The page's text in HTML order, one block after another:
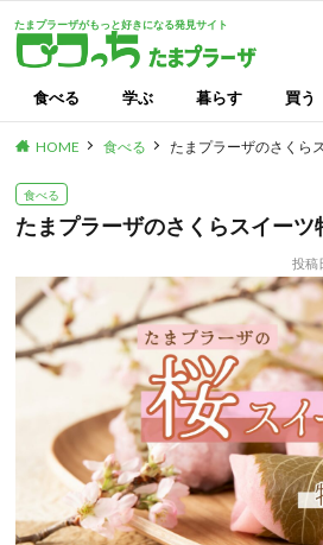
たまプラーザがもっと好きになる発見サイト
食べる 学ぶ 暮らす 買う
HOME 食べる たまプラーザのさくら
食べる
たまプラーザのさくらスイーツ
投稿